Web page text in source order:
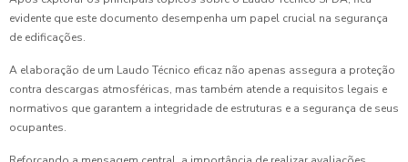
evidente que este documento desempenha um papel crucial na segurança
de edificações.
A elaboração de um Laudo Técnico eficaz não apenas assegura a proteção
contra descargas atmosféricas, mas também atende a requisitos legais e
normativos que garantem a integridade de estruturas e a segurança de seus
ocupantes.